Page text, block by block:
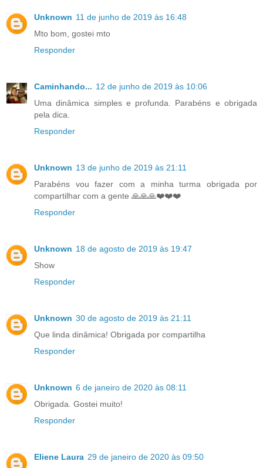
Unknown 11 de junho de 2019 às 16:48
Mto bom, gostei mto
Responder
Caminhando... 12 de junho de 2019 às 10:06
Uma dinâmica simples e profunda. Parabéns e obrigada
pela dica.
Responder
Unknown 13 de junho de 2019 às 21:11
Parabéns vou fazer com a minha turma obrigada por
compartilhar com a gente 🙏🙏🙏❤️❤️❤️
Responder
Unknown 18 de agosto de 2019 às 19:47
Show
Responder
Unknown 30 de agosto de 2019 às 21:11
Que linda dinâmica! Obrigada por compartilha
Responder
Unknown 6 de janeiro de 2020 às 08:11
Obrigada. Gostei muito!
Responder
Eliene Laura 29 de janeiro de 2020 às 09:50